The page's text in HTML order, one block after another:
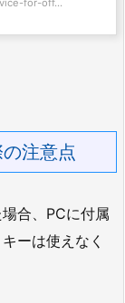
for-off...
注意点
合、PCに付属
ーは使えなく